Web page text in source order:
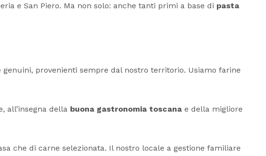
e San Piero. Ma non solo: anche tanti primi a base di pasta
provenienti sempre dal nostro territorio. Usiamo farine
all’insegna della buona gastronomia toscana e della migliore
che di carne selezionata. Il nostro locale a gestione familiare